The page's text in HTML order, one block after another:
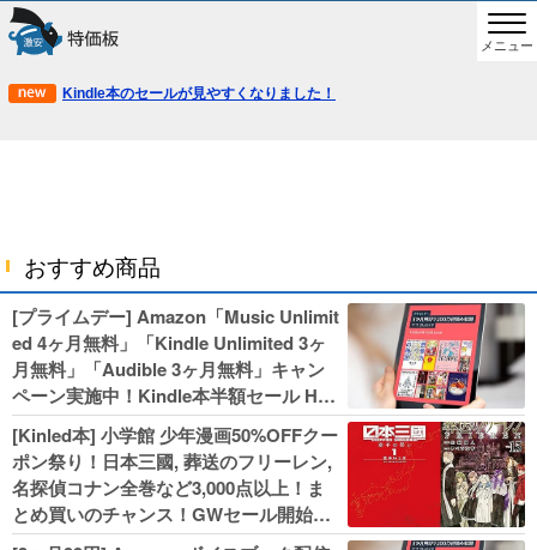
メニュー
Kindle本のセールが見やすくなりました！
おすすめ商品
[プライムデー] Amazon「Music Unlimit
ed 4ヶ月無料」「Kindle Unlimited 3ヶ
月無料」「Audible 3ヶ月無料」キャン
ペーン実施中！Kindle本半額セール HU
NTER×HUNTERなど集英社、無職転生,
幼女戦記などKADOKAWA、キャプテン
翼100円セールも！
[Kinled本] 小学館 少年漫画50%OFFクー
ポン祭り！日本三國, 葬送のフリーレン,
名探偵コナン全巻など3,000点以上！ま
とめ買いのチャンス！GWセール開始！
人気コミック多数 カドカワ祭やIT関連本